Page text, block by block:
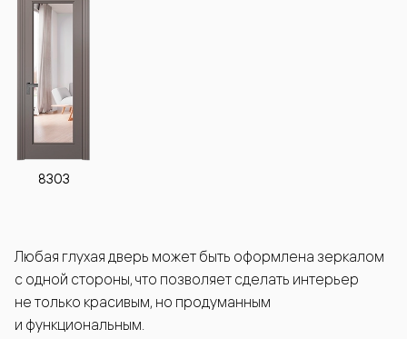
8303
Любая глухая дверь может быть оформлена зеркалом
с одной стороны, что позволяет сделать интерьер
не только красивым, но продуманным
и функциональным.